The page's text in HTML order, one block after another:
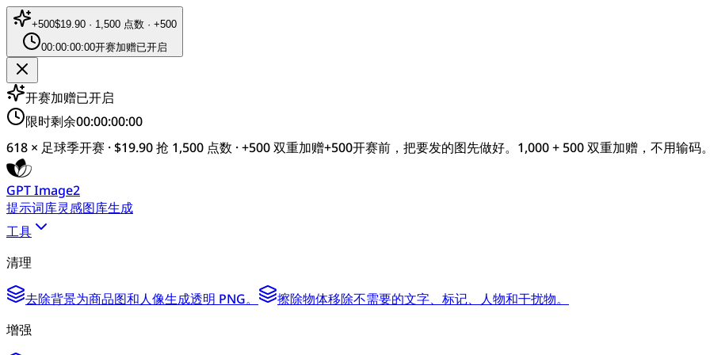
+500$19.90 · 1,500 点数 · +500
00:00:00:00开赛加赠已开启
开赛加赠已开启
限时剩余00:00:00:00
618 × 足球季开赛 · $19.90 抢 1,500 点数 · +500 双重加赠+500开赛前，把要发的图先做好。1,000 + 500 双重加赠，不用输码。
GPT Image2
提示词库灵感图库生成
工具
清理
去除背景为商品图和人像生成透明 PNG。 擦除物体移除不需要的文字、标记、人物和干扰物。
增强